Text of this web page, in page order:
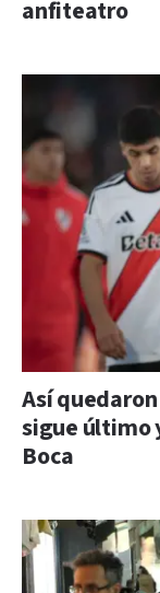
anfiteatro
Así
sigue último
Boca